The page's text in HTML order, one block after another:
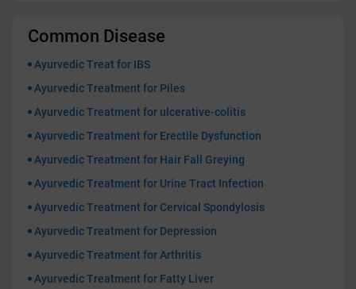
Common Disease
Ayurvedic Treat for IBS
Ayurvedic Treatment for Piles
Ayurvedic Treatment for ulcerative-colitis
Ayurvedic Treatment for Erectile Dysfunction
Ayurvedic Treatment for Hair Fall Greying
Ayurvedic Treatment for Urine Tract Infection
Ayurvedic Treatment for Cervical Spondylosis
Ayurvedic Treatment for Depression
Ayurvedic Treatment for Arthritis
Ayurvedic Treatment for Fatty Liver